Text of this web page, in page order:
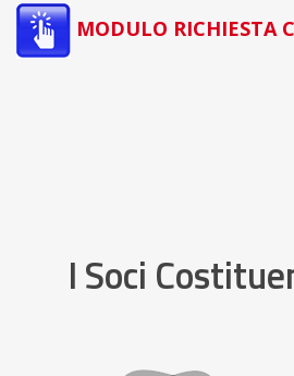
MODULO RICHIESTA
I Soci